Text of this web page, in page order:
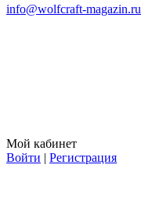
info@wolfcraft-magazin.ru
Мой кабинет
Войти | Регистрация